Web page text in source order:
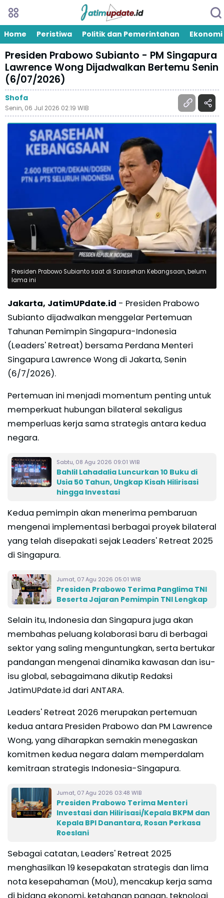
Home Peristiwa Politik dan Pemerintahan Ekonomi
Presiden Prabowo Subianto - PM Singapura
Lawrence Wong Dijadwalkan Bertemu Senin
(6/07/2026)
Shofa
Senin, 06 Jul 2026 02:19 WIB
Presiden Prabowo Subianto saat di Sarasehan Kebangsaan, belum
lama ini
Jakarta, JatimUPdate.id - Presiden Prabowo
Subianto dijadwalkan menggelar Pertemuan
Tahunan Pemimpin Singapura-Indonesia
(Leaders' Retreat) bersama Perdana Menteri
Singapura Lawrence Wong di Jakarta, Senin
(6/7/2026).
Pertemuan ini menjadi momentum penting untuk
memperkuat hubungan bilateral sekaligus
memperluas kerja sama strategis antara kedua
negara.
Sabtu, 08 Agu 2026 09:01 WIB
Bahlil Lahadalia Luncurkan 10 Buku di
Usia 50 Tahun, Ungkap Kisah Hilirisasi
hingga Investasi
Kedua pemimpin akan menerima pembaruan
mengenai implementasi berbagai proyek bilateral
yang telah disepakati sejak Leaders' Retreat 2025
di Singapura.
Jumat, 07 Agu 2026 05:01 WIB
Presiden Prabowo Terima Panglima TNI
Beserta Jajaran Pemimpin TNI Lengkap
Selain itu, Indonesia dan Singapura juga akan
membahas peluang kolaborasi baru di berbagai
sektor yang saling menguntungkan, serta bertukar
pandangan mengenai dinamika kawasan dan isu-
isu global, sebagaimana dikutip Redaksi
JatimUPdate.id dari ANTARA.
Leaders' Retreat 2026 merupakan pertemuan
kedua antara Presiden Prabowo dan PM Lawrence
Wong, yang diharapkan semakin menegaskan
komitmen kedua negara dalam memperdalam
kemitraan strategis Indonesia-Singapura.
Jumat, 07 Agu 2026 03:48 WIB
Presiden Prabowo Terima Menteri
Investasi dan Hilirisasi/Kepala BKPM dan
Kepala BPI Danantara, Rosan Perkasa
Roeslani
Sebagai catatan, Leaders' Retreat 2025
menghasilkan 19 kesepakatan strategis dan lima
nota kesepahaman (MoU), mencakup kerja sama
di bidang ekonomi, ketahanan pangan, teknologi